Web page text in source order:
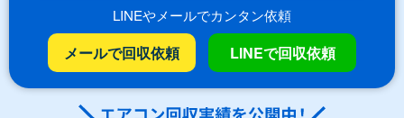
LINEやメールでカンタン依頼
メールで回収依頼 LINEで回収依頼